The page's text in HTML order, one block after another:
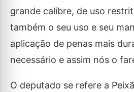
grande calibre, de uso
também o seu uso e seu
aplicação de penas mais
necessário e assim nós o
O deputado se refere a